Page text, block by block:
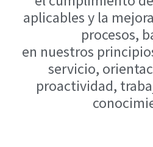
aplicables y la
procesos,
en nuestros
servicio,
proactividad,